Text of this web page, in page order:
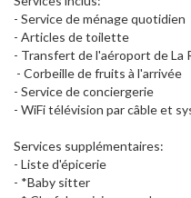
- Service de ménage quotidien
- Articles de toilette
- Transfert de l'aéroport de La
- Corbeille de fruits à l'arrivée
- Service de conciergerie
- WiFi télévision par câble et
Services supplémentaires:
- Liste d'épicerie
- *Baby sitter